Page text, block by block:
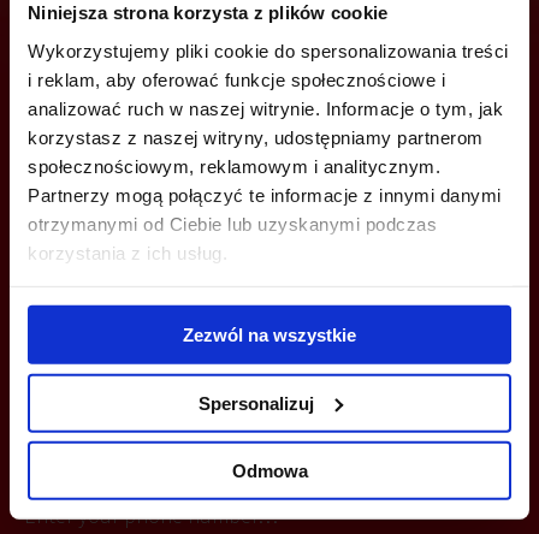
Niniejsza strona korzysta z plików cookie
Wykorzystujemy pliki cookie do spersonalizowania treści
i reklam, aby oferować funkcje społecznościowe i
analizować ruch w naszej witrynie. Informacje o tym, jak
korzystasz z naszej witryny, udostępniamy partnerom
społecznościowym, reklamowym i analitycznym.
Partnerzy mogą połączyć te informacje z innymi danymi
otrzymanymi od Ciebie lub uzyskanymi podczas
korzystania z ich usług.
Zezwól na wszystkie
Spersonalizuj
Odmowa
Are you interested in this offer?
CALL US AND FIND OUT MORE
+48 12 294 94 30
cracow@officefinder.pl
YOU CAN LEAVE YOUR PHONE NUMBER AND WE WILL CONTACT
YOU